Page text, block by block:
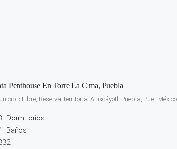
Penthouse En Torre La Cima, Puebla.
Libre, Reserva Territorial Atlixcáyotl, Puebla, Pue., México
Dormitorios
Baños